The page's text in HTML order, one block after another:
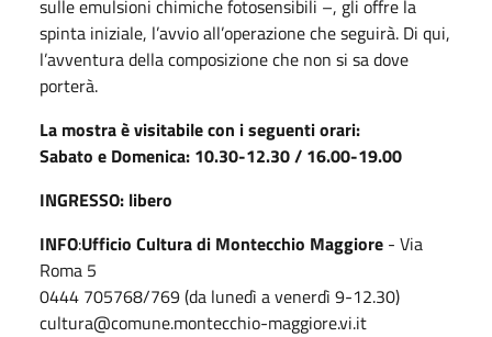
sulle emulsioni chimiche fotosensibili –, gli offre la
spinta iniziale, l’avvio all’operazione che seguirà. Di qui,
l’avventura della composizione che non si sa dove
porterà.
La mostra è visitabile con i seguenti orari:
Sabato e Domenica: 10.30-12.30 / 16.00-19.00
INGRESSO: libero
INFO:Ufficio Cultura di Montecchio Maggiore - Via
Roma 5
0444 705768/769 (da lunedì a venerdì 9-12.30)
cultura@comune.montecchio-maggiore.vi.it